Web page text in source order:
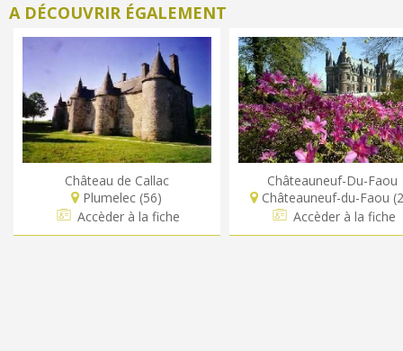
A DÉCOUVRIR ÉGALEMENT
Château de Callac
Plumelec (56)
Accèder à la fiche
Châteauneuf-Du-Faou
Châteauneuf-du-Faou
Accèder à la fiche